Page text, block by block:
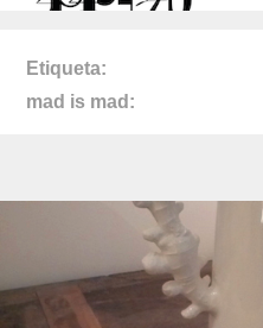
Etiqueta
mad is mad